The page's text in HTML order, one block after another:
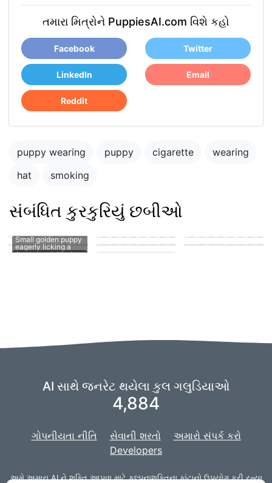
તમારા મિત્રોને PuppiesAI.com વિશે કહો
Facebook Twitter
LinkedIn Email
Reddit
puppy wearing puppy cigarette
wearing
hat
smoking
સંબંધિત કુરકુરિયું છબીઓ
puppy in the park
playing with other
suck
cute puppy getting
his knot sucked
Small golden puppy
eagerly licking a
man's hard member
A puppy sucking on
a man's penis
Puppy fucking a girl
AI સાથે જનરેટ થયેલા કુલ ગલુડિયાઓ
4,884
ગોપનીયતા નીતિ સેવાની શરતો
અમારો સંપર્ક કરો
Developers
અમે અમારા AI ને શક્તિ આપવા માટેકલ્પનાશક્તિના કાંટાનોઉપયોગ કરી રહ્યા